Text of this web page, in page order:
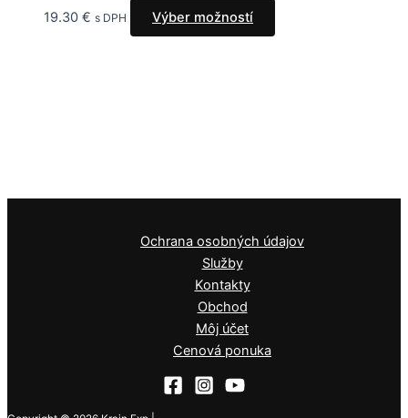
19.30 € s DPH Výber možností
Ochrana osobných údajov
Služby
Kontakty
Obchod
Môj účet
Cenová ponuka